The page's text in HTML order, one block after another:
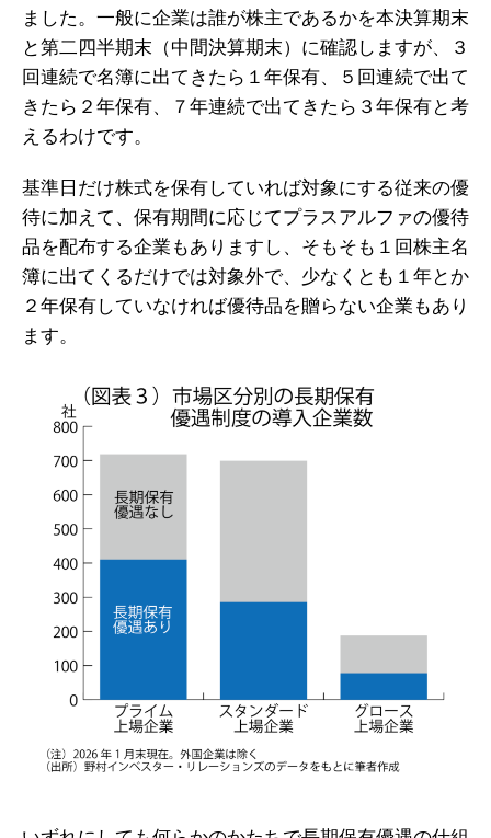
ました。一般に企業は誰が株主であるかを本決算期末
と第二四半期末（中間決算期末）に確認しますが、３
回連続で名簿に出てきたら１年保有、５回連続で出て
きたら２年保有、７年連続で出てきたら３年保有と考
えるわけです。
基準日だけ株式を保有していれば対象にする従来の優
待に加えて、保有期間に応じてプラスアルファの優待
品を配布する企業もありますし、そもそも１回株主名
簿に出てくるだけでは対象外で、少なくとも１年とか
２年保有していなければ優待品を贈らない企業もあり
ます。